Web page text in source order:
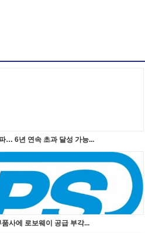
… 6년 연속 초과 달성 가능...
사에 로보웨이 공급 부각...